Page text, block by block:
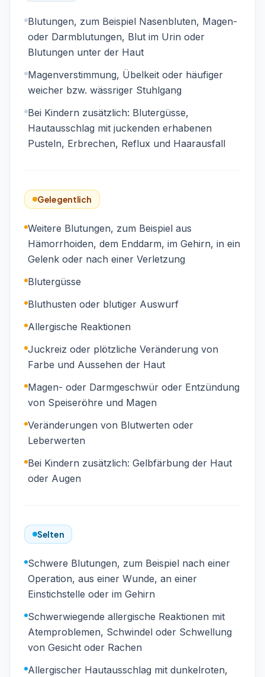
Blutungen, zum Beispiel Nasenbluten, Magen-
oder Darmblutungen, Blut im Urin oder
Blutungen unter der Haut
Magenverstimmung, Übelkeit oder häufiger
weicher bzw. wässriger Stuhlgang
Bei Kindern zusätzlich: Blutergüsse,
Hautausschlag mit juckenden erhabenen
Pusteln, Erbrechen, Reflux und Haarausfall
Gelegentlich
Weitere Blutungen, zum Beispiel aus
Hämorrhoiden, dem Enddarm, im Gehirn, in ein
Gelenk oder nach einer Verletzung
Blutergüsse
Bluthusten oder blutiger Auswurf
Allergische Reaktionen
Juckreiz oder plötzliche Veränderung von
Farbe und Aussehen der Haut
Magen- oder Darmgeschwür oder Entzündung
von Speiseröhre und Magen
Veränderungen von Blutwerten oder
Leberwerten
Bei Kindern zusätzlich: Gelbfärbung der Haut
oder Augen
Selten
Schwere Blutungen, zum Beispiel nach einer
Operation, aus einer Wunde, an einer
Einstichstelle oder im Gehirn
Schwerwiegende allergische Reaktionen mit
Atemproblemen, Schwindel oder Schwellung
von Gesicht oder Rachen
Allergischer Hautausschlag mit dunkelroten,